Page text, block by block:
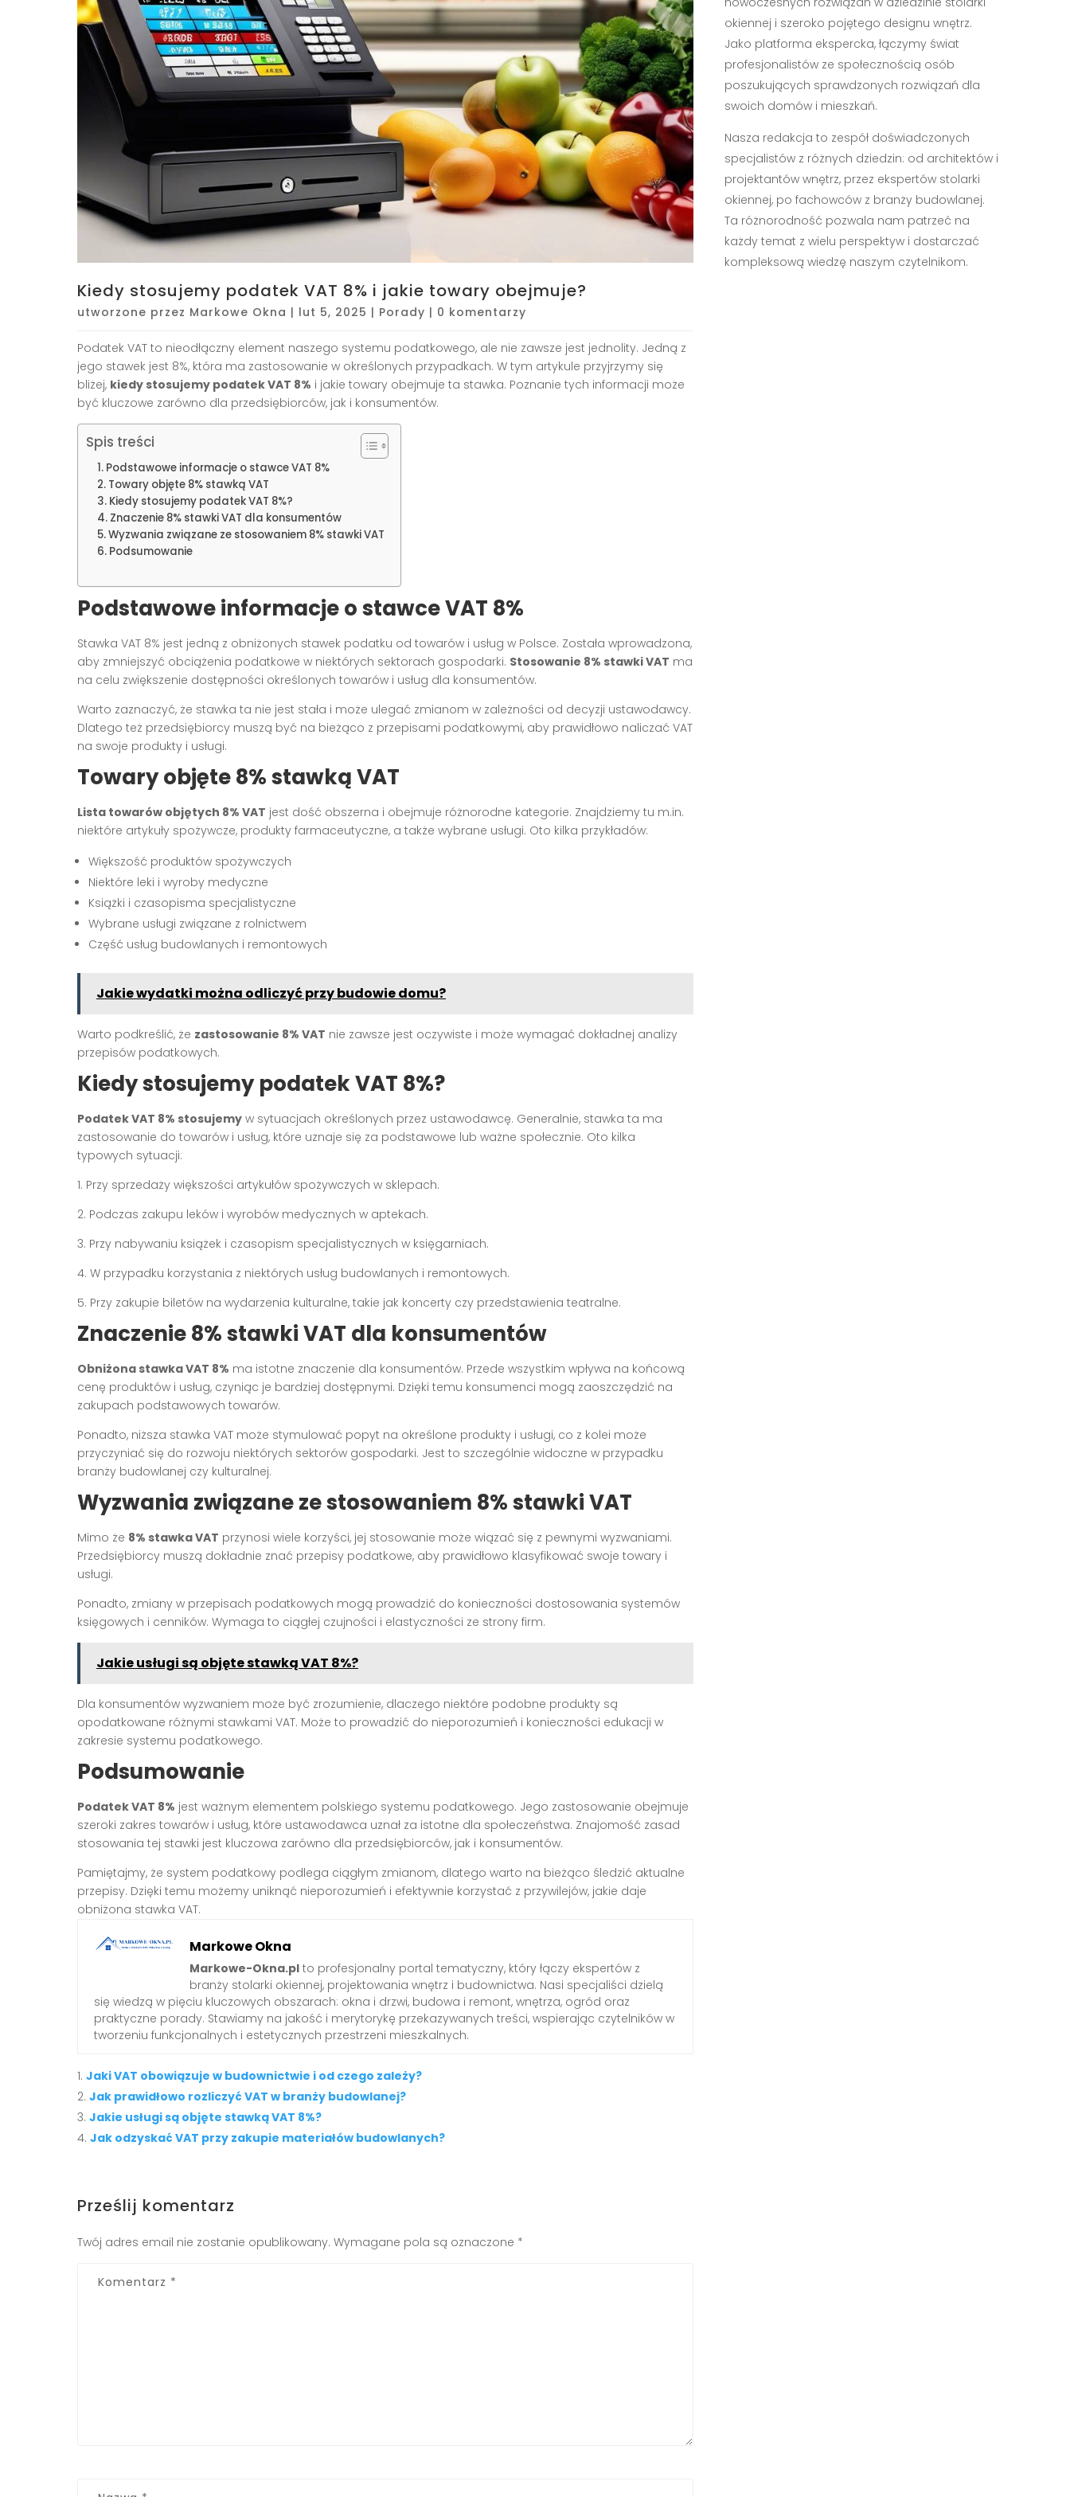
Kiedy stosujemy podatek VAT 8% i jakie towary obejmuje?
utworzone przez Markowe Okna | lut 5, 2025 | Porady | 0 komentarzy
Podatek VAT to nieodłączny element naszego systemu podatkowego, ale nie zawsze jest jednolity. Jedną z
jego stawek jest 8%, która ma zastosowanie w określonych przypadkach. W tym artykule przyjrzymy się
bliżej, kiedy stosujemy podatek VAT 8% i jakie towary obejmuje ta stawka. Poznanie tych informacji może
być kluczowe zarówno dla przedsiębiorców, jak i konsumentów.
Spis treści
Podstawowe informacje o stawce VAT 8%
Towary objęte 8% stawką VAT
Kiedy stosujemy podatek VAT 8%?
Znaczenie 8% stawki VAT dla konsumentów
Wyzwania związane ze stosowaniem 8% stawki VAT
Podsumowanie
Podstawowe informacje o stawce VAT 8%
Stawka VAT 8% jest jedną z obniżonych stawek podatku od towarów i usług w Polsce. Została wprowadzona,
aby zmniejszyć obciążenia podatkowe w niektórych sektorach gospodarki. Stosowanie 8% stawki VAT ma
na celu zwiększenie dostępności określonych towarów i usług dla konsumentów.
Warto zaznaczyć, że stawka ta nie jest stała i może ulegać zmianom w zależności od decyzji ustawodawcy.
Dlatego też przedsiębiorcy muszą być na bieżąco z przepisami podatkowymi, aby prawidłowo naliczać VAT
na swoje produkty i usługi.
Towary objęte 8% stawką VAT
Lista towarów objętych 8% VAT jest dość obszerna i obejmuje różnorodne kategorie. Znajdziemy tu m.in.
niektóre artykuły spożywcze, produkty farmaceutyczne, a także wybrane usługi. Oto kilka przykładów:
Większość produktów spożywczych
Niektóre leki i wyroby medyczne
Książki i czasopisma specjalistyczne
Wybrane usługi związane z rolnictwem
Część usług budowlanych i remontowych
Jakie wydatki można odliczyć przy budowie domu?
Warto podkreślić, że zastosowanie 8% VAT nie zawsze jest oczywiste i może wymagać dokładnej analizy
przepisów podatkowych.
Kiedy stosujemy podatek VAT 8%?
Podatek VAT 8% stosujemy w sytuacjach określonych przez ustawodawcę. Generalnie, stawka ta ma
zastosowanie do towarów i usług, które uznaje się za podstawowe lub ważne społecznie. Oto kilka
typowych sytuacji:
1. Przy sprzedaży większości artykułów spożywczych w sklepach.
2. Podczas zakupu leków i wyrobów medycznych w aptekach.
3. Przy nabywaniu książek i czasopism specjalistycznych w księgarniach.
4. W przypadku korzystania z niektórych usług budowlanych i remontowych.
5. Przy zakupie biletów na wydarzenia kulturalne, takie jak koncerty czy przedstawienia teatralne.
Znaczenie 8% stawki VAT dla konsumentów
Obniżona stawka VAT 8% ma istotne znaczenie dla konsumentów. Przede wszystkim wpływa na końcową
cenę produktów i usług, czyniąc je bardziej dostępnymi. Dzięki temu konsumenci mogą zaoszczędzić na
zakupach podstawowych towarów.
Ponadto, niższa stawka VAT może stymulować popyt na określone produkty i usługi, co z kolei może
przyczyniać się do rozwoju niektórych sektorów gospodarki. Jest to szczególnie widoczne w przypadku
branży budowlanej czy kulturalnej.
Wyzwania związane ze stosowaniem 8% stawki VAT
Mimo że 8% stawka VAT przynosi wiele korzyści, jej stosowanie może wiązać się z pewnymi wyzwaniami.
Przedsiębiorcy muszą dokładnie znać przepisy podatkowe, aby prawidłowo klasyfikować swoje towary i
usługi.
Ponadto, zmiany w przepisach podatkowych mogą prowadzić do konieczności dostosowania systemów
księgowych i cenników. Wymaga to ciągłej czujności i elastyczności ze strony firm.
Jakie usługi są objęte stawką VAT 8%?
Dla konsumentów wyzwaniem może być zrozumienie, dlaczego niektóre podobne produkty są
opodatkowane różnymi stawkami VAT. Może to prowadzić do nieporozumień i konieczności edukacji w
zakresie systemu podatkowego.
Podsumowanie
Podatek VAT 8% jest ważnym elementem polskiego systemu podatkowego. Jego zastosowanie obejmuje
szeroki zakres towarów i usług, które ustawodawca uznał za istotne dla społeczeństwa. Znajomość zasad
stosowania tej stawki jest kluczowa zarówno dla przedsiębiorców, jak i konsumentów.
Pamiętajmy, że system podatkowy podlega ciągłym zmianom, dlatego warto na bieżąco śledzić aktualne
przepisy. Dzięki temu możemy uniknąć nieporozumień i efektywnie korzystać z przywilejów, jakie daje
obniżona stawka VAT.
Markowe Okna
Markowe-Okna.pl to profesjonalny portal tematyczny, który łączy ekspertów z
branży stolarki okiennej, projektowania wnętrz i budownictwa. Nasi specjaliści dzielą
się wiedzą w pięciu kluczowych obszarach: okna i drzwi, budowa i remont, wnętrza, ogród oraz
praktyczne porady. Stawiamy na jakość i merytorykę przekazywanych treści, wspierając czytelników w
tworzeniu funkcjonalnych i estetycznych przestrzeni mieszkalnych.
Jaki VAT obowiązuje w budownictwie i od czego zależy?
Jak prawidłowo rozliczyć VAT w branży budowlanej?
Jakie usługi są objęte stawką VAT 8%?
Jak odzyskać VAT przy zakupie materiałów budowlanych?
Prześlij komentarz
Twój adres email nie zostanie opublikowany. Wymagane pola są oznaczone *
okiennej i szeroko pojętego designu wnętrz.
Jako platforma ekspercka, łączymy świat
profesjonalistów ze społecznością osób
poszukujących sprawdzonych rozwiązań dla
swoich domów i mieszkań.
Nasza redakcja to zespół doświadczonych
specjalistów z różnych dziedzin: od architektów i
projektantów wnętrz, przez ekspertów stolarki
okiennej, po fachowców z branży budowlanej.
Ta różnorodność pozwala nam patrzeć na
każdy temat z wielu perspektyw i dostarczać
kompleksową wiedzę naszym czytelnikom.